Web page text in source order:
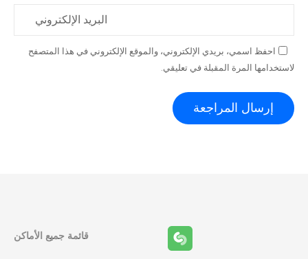
البريد الإلكتروني
احفظ اسمي، بريدي الإلكتروني، والموقع الإلكتروني في هذا المتصفح
لاستخدامها المرة المقبلة في تعليقي.
قائمة جميع الأماكن